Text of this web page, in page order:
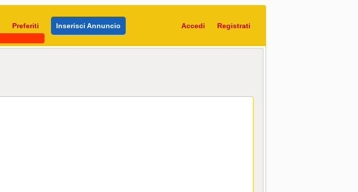
Preferiti Inserisci Annuncio Accedi Registrati